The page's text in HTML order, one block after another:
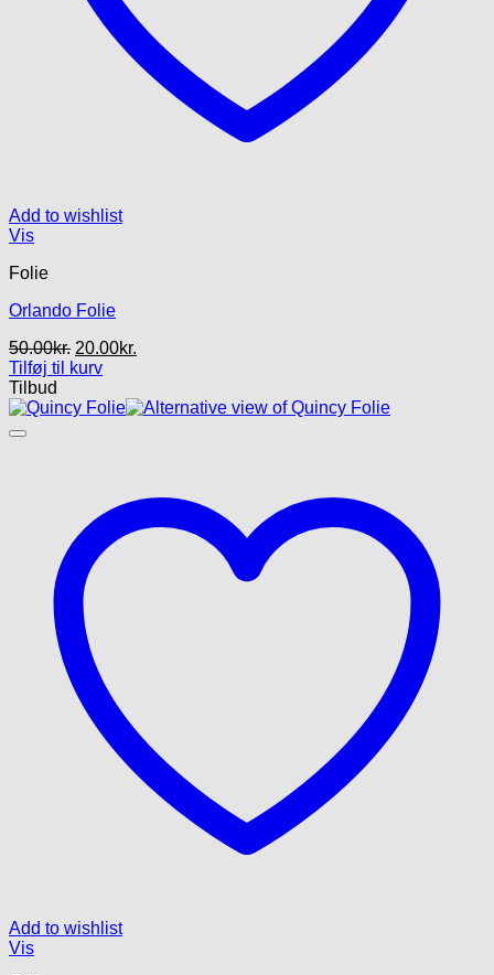
Add to wishlist
Vis
Folie
Orlando Folie
50.00kr. Den
oprindelige
var:
20.00kr.
er:
Tilføj til kurv
Tilbud
Add to wishlist
Vis